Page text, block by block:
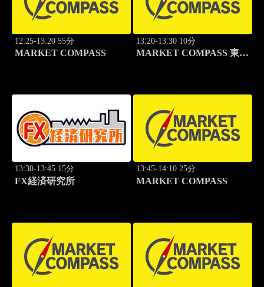
12:25-13:20 55分
MARKET COMPASS
13:20-13:30 10分
MARKET COMPASS 東証
13:30-13:45 15分
FX経済研究所
13:45-14:10 25分
MARKET COMPASS